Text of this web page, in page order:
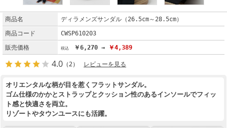
商品名
ディラメンズサンダル（26.5cm～28.5cm）
商品コード
CWSP610203
販売価格
￥6,270 → ￥4,389
4.0 （2） レビューを見る
オリエンタルな柄が目を惹くフラットサンダル。
ゴム仕様のかかとストラップとクッション性のあるインソールでフィッ
ト感と快適さを両立。
リゾートやタウンユースにも活躍。